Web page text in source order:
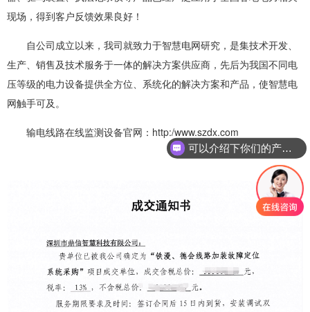
现场，得到客户反馈效果良好！
自公司成立以来，我司就致力于智慧电网研究，是集技术开发、
生产、销售及技术服务于一体的解决方案供应商，先后为我国不同电
压等级的电力设备提供全方位、系统化的解决方案和产品，使智慧电
网触手可及。
输电线路在线监测设备官网：http:/www.szdx.com
可以介绍下你们的产品么？